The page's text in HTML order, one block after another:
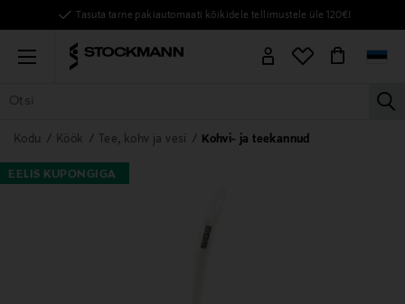
Tasuta tarne pakiautomaati kõikidele tellimustele üle 120€!
Menu
KÕIK TOOTED NAISED MEHED LAPSED KODU
Kodu Köök Tee, kohv ja vesi Kohvi- ja teekannud
EELIS KUPONGIGA